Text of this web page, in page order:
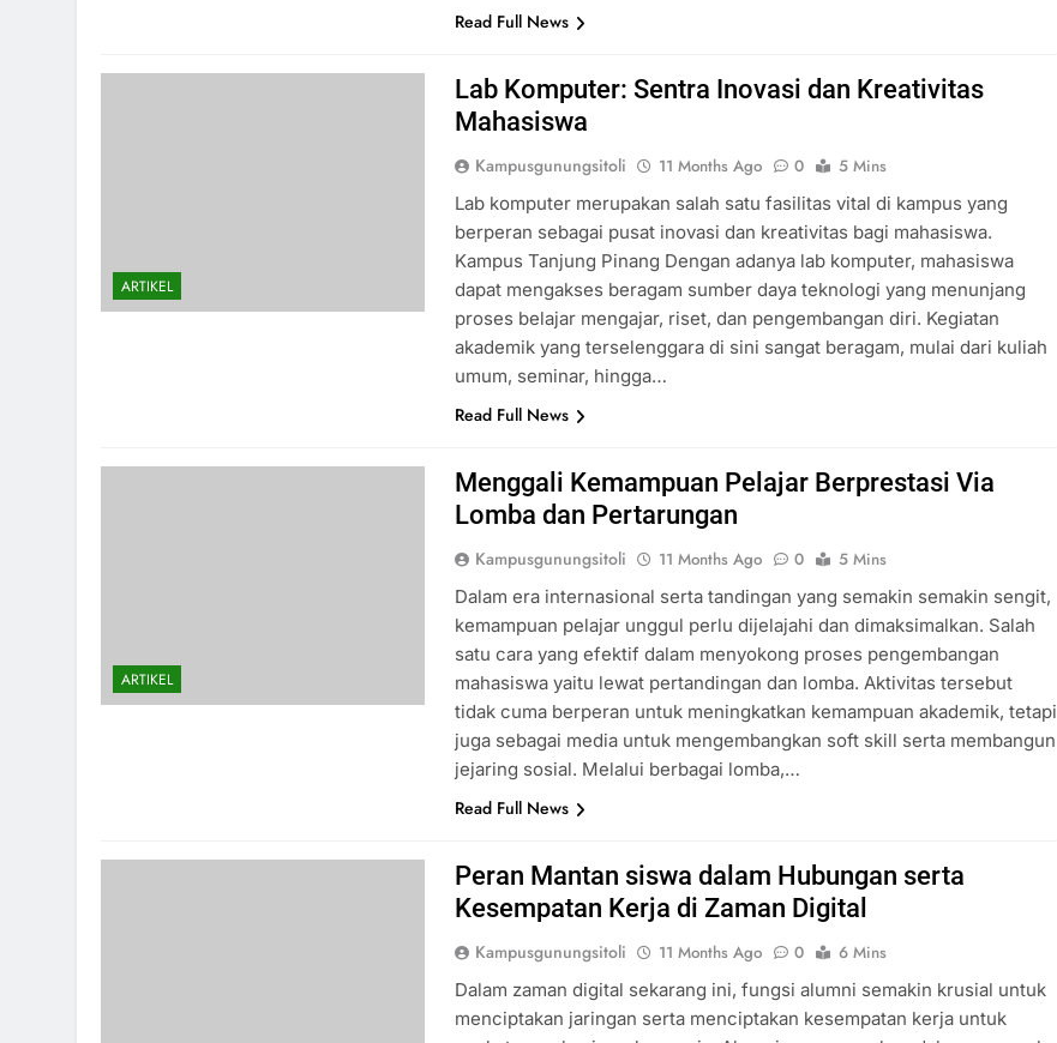
Read Full News
ARTIKEL
Lab Komputer: Sentra Inovasi dan Kreativitas
Mahasiswa
Kampusgunungsitoli 11 Months Ago 0
5 Mins
Lab komputer merupakan salah satu fasilitas vital di kampus yang
berperan sebagai pusat inovasi dan kreativitas bagi mahasiswa.
Kampus Tanjung Pinang Dengan adanya lab komputer, mahasiswa
dapat mengakses beragam sumber daya teknologi yang menunjang
proses belajar mengajar, riset, dan pengembangan diri. Kegiatan
akademik yang terselenggara di sini sangat beragam, mulai dari kuliah
umum, seminar, hingga…
Read Full News
ARTIKEL
Menggali Kemampuan Pelajar Berprestasi Via
Lomba dan Pertarungan
Kampusgunungsitoli 11 Months Ago 0
5 Mins
Dalam era internasional serta tandingan yang semakin semakin sengit,
kemampuan pelajar unggul perlu dijelajahi dan dimaksimalkan. Salah
satu cara yang efektif dalam menyokong proses pengembangan
mahasiswa yaitu lewat pertandingan dan lomba. Aktivitas tersebut
tidak cuma berperan untuk meningkatkan kemampuan akademik, tetapi
juga sebagai media untuk mengembangkan soft skill serta membangun
jejaring sosial. Melalui berbagai lomba,…
Read Full News
Peran Mantan siswa dalam Hubungan serta
Kesempatan Kerja di Zaman Digital
Kampusgunungsitoli 11 Months Ago 0
6 Mins
Dalam zaman digital sekarang ini, fungsi alumni semakin krusial untuk
menciptakan jaringan serta menciptakan kesempatan kerja untuk